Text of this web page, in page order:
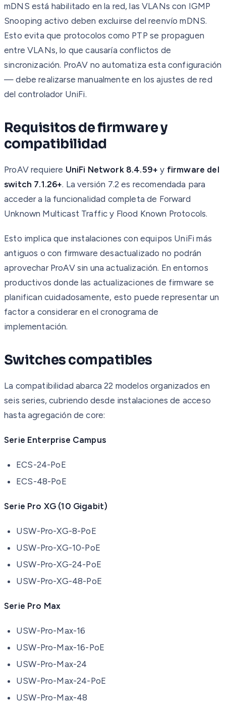
mDNS está habilitado en la red, las VLANs con IGMP
Snooping activo deben excluirse del reenvío mDNS.
Esto evita que protocolos como PTP se propaguen
entre VLANs, lo que causaría conflictos de
sincronización. ProAV no automatiza esta configuración
— debe realizarse manualmente en los ajustes de red
del controlador UniFi.
Requisitos de firmware y
compatibilidad
ProAV requiere UniFi Network 8.4.59+ y firmware del
switch 7.1.26+. La versión 7.2 es recomendada para
acceder a la funcionalidad completa de Forward
Unknown Multicast Traffic y Flood Known Protocols.
Esto implica que instalaciones con equipos UniFi más
antiguos o con firmware desactualizado no podrán
aprovechar ProAV sin una actualización. En entornos
productivos donde las actualizaciones de firmware se
planifican cuidadosamente, esto puede representar un
factor a considerar en el cronograma de
implementación.
Switches compatibles
La compatibilidad abarca 22 modelos organizados en
seis series, cubriendo desde instalaciones de acceso
hasta agregación de core:
Serie Enterprise Campus
ECS-24-PoE
ECS-48-PoE
Serie Pro XG (10 Gigabit)
USW-Pro-XG-8-PoE
USW-Pro-XG-10-PoE
USW-Pro-XG-24-PoE
USW-Pro-XG-48-PoE
Serie Pro Max
USW-Pro-Max-16
USW-Pro-Max-16-PoE
USW-Pro-Max-24
USW-Pro-Max-24-PoE
USW-Pro-Max-48